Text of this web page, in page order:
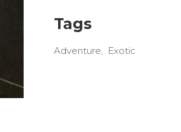
Tags
Adventure Exotic